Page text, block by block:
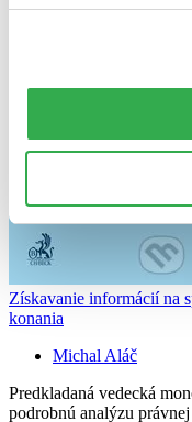
Získavanie informácií na
konania
Michal Aláč
Predkladaná vedecká
podrobnú analýzu